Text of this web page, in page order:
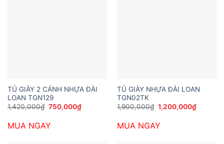
TỦ GIÀY 2 CÁNH NHỰA ĐÀI
LOAN TGN129
1,420,000₫ Giá
1,420,000₫.
750,000₫Giá
hiện
MUA NGAY
TỦ GIÀY NHỰA ĐÀI LOAN
TGN02TK
1,900,000₫ Giá
gốc
1,900,000₫.
1,200,000₫Giá
hiện
MUA NGAY